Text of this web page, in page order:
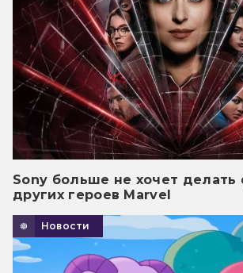
Sony больше не хочет
других героев Marvel
Новости